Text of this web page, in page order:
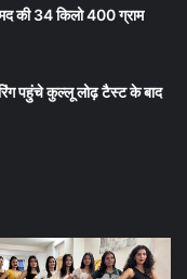
की 34 किलो 400 ग्राम
पहुंचे कुल्लू लोढ़ टैस्ट के बाद